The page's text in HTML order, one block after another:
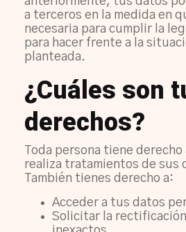
a terceros en la medida en
necesaria para cumplir la
para hacer frente a la
planteada.
¿Cuáles son
derechos?
Toda persona tiene derecho
realiza tratamientos de sus
También tienes derecho a:
Acceder a tus datos
Solicitar la